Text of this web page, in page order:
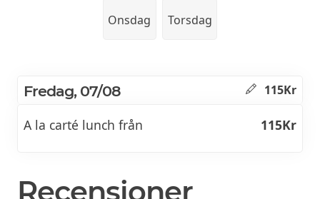
Onsdag Torsdag
Fredag, 07/08 115Kr
A la carté lunch från 115Kr
Recensioner